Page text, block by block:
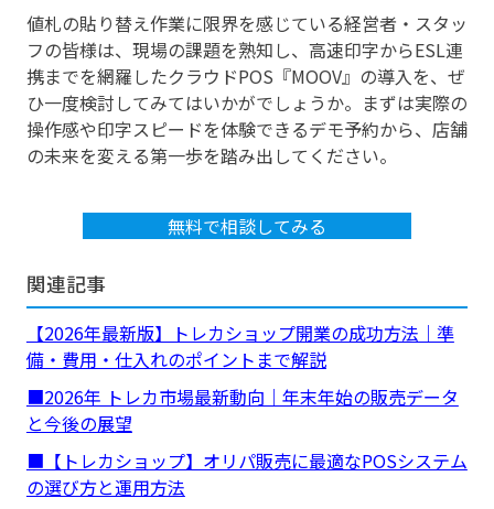
値札の貼り替え作業に限界を感じている経営者・スタッ
フの皆様は、現場の課題を熟知し、高速印字からESL連
携までを網羅したクラウドPOS『MOOV』の導入を、ぜ
ひ一度検討してみてはいかがでしょうか。まずは実際の
操作感や印字スピードを体験できるデモ予約から、店舗
の未来を変える第一歩を踏み出してください。
無料で相談してみる
関連記事
【2026年最新版】トレカショップ開業の成功方法｜準
備・費用・仕入れのポイントまで解説
■2026年 トレカ市場最新動向｜年末年始の販売データ
と今後の展望
■【トレカショップ】オリパ販売に最適なPOSシステム
の選び方と運用方法